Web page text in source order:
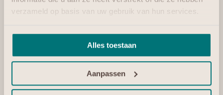
verzameld op basis van uw gebruik van hun services.
Alles toestaan
Aanpassen
voor business partners, maken de keuze voor de
moesten wel stevig in onze schoenen staan om onze
private cloudstrategie te blijven volgen, maar nu
worden we bevestigd in ons gelijk. En we groeien
gestaag. Niet zo snel als de publieke cloud, maar we
groeien gezond en gestaag met double digits per jaar.”